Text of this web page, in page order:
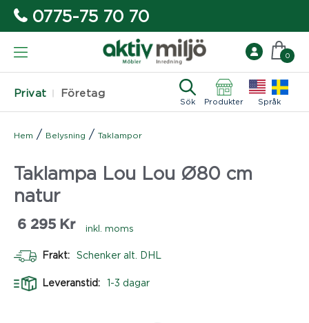
0775-75 70 70
Privat Företag
Sök Produkter Språk
0
Hem / Belysning / Taklampor
Taklampa Lou Lou Ø80 cm
natur
6 295 Kr inkl. moms
Frakt: Schenker alt. DHL
Leveranstid: 1-3 dagar